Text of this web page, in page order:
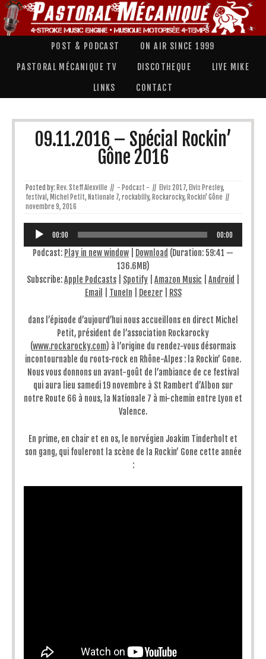
POST & PODCAST ON AIR SINCE 1999
PASTORAL MÉCANIQUE TV DISCOTHEQUE LIVE MIKE
LINKS CONTACT
09.11.2016 – Spécial Rockin’
Gône 2016
Posted by: Rev. Steff Alexville // - Podcast - // Elvis 2017, Elvis Presley,
festival , Michel Petit, Nationale 7, rockabilly, Rockarocky, Rockin' Gône //
novembre 9, 2016
Lecteur
audio
00:00 00:00
Podcast: Play in new window Download (Duration: 59:41 —
136.6MB)
Subscribe:Apple Podcasts Spotify Amazon Music Android
Email
TuneIn Deezer| RSS
dans l’épisode d’aujourd’hui nous accueillons en direct Michel
Petit, président de l’association Rockarocky
(www.rockarocky.com) à l’origine du rendez-vous désormais
incontournable du roots-rock en Rhône-Alpes : la Rockin’ Gone.
Nous vous donnons un avant-goût de l’ambiance de ce festival
qui aura lieu samedi 19 novembre à St Rambert d’Albon sur
notre Route 66 à nous, la Nationale 7 à mi-chemin entre Lyon et
Valence.
En prime, en chair et en os, le norvégien Joakim Tinderholt et
son gang, qui fouleront la scène de la Rockin’ Gone cette année
: